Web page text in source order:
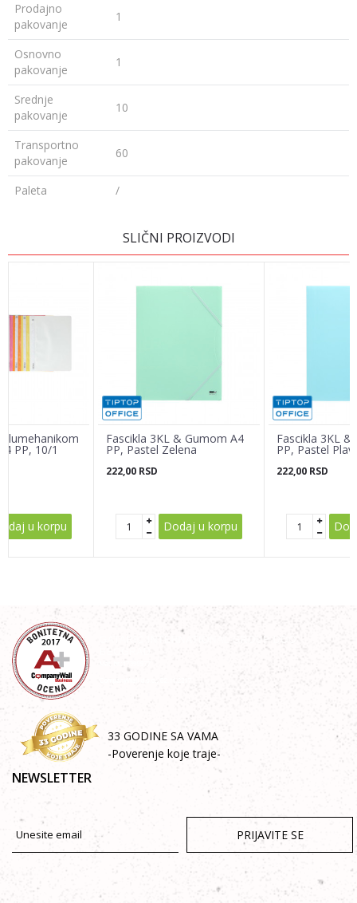
Prodajno
pakovanje
1
Osnovno
pakovanje
1
Srednje
pakovanje
10
Transportno
pakovanje
60
Paleta /
POŠALJI
SLIČNI PROIZVODI
PP, 10/1
u korpu
Fascikla 3KL & Gumom A4
PP, Pastel Zelena
222,00 RSD
Dodaj u korpu
Fascikla 3KL
PP, Pastel
222,00 RSD
33 GODINE SA VAMA
-Poverenje koje traje-
NEWSLETTER
PRIJAVITE SE